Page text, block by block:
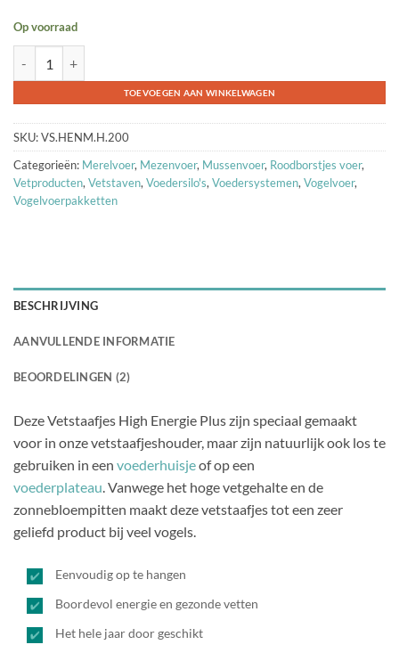
Op voorraad
TOEVOEGEN AAN WINKELWAGEN
SKU:VS.HENM.H.200
Categorieën: Merelvoer, Mezenvoer, Mussenvoer, Roodborstjes voer,
Vetproducten, Vetstaven, Voedersilo's, Voedersystemen, Vogelvoer,
Vogelvoerpakketten
BESCHRIJVING
AANVULLENDE INFORMATIE
BEOORDELINGEN (2)
Deze Vetstaafjes High Energie Plus zijn speciaal gemaakt
voor in onze vetstaafjeshouder, maar zijn natuurlijk ook los te
gebruiken in een voederhuisjeof op een
voederplateau . Vanwege het hoge vetgehalte en de
zonnebloempitten maakt deze vetstaafjes tot een zeer
geliefd product bij veel vogels.
Eenvoudig op te hangen
Boordevol energie en gezonde vetten
Het hele jaar door geschikt